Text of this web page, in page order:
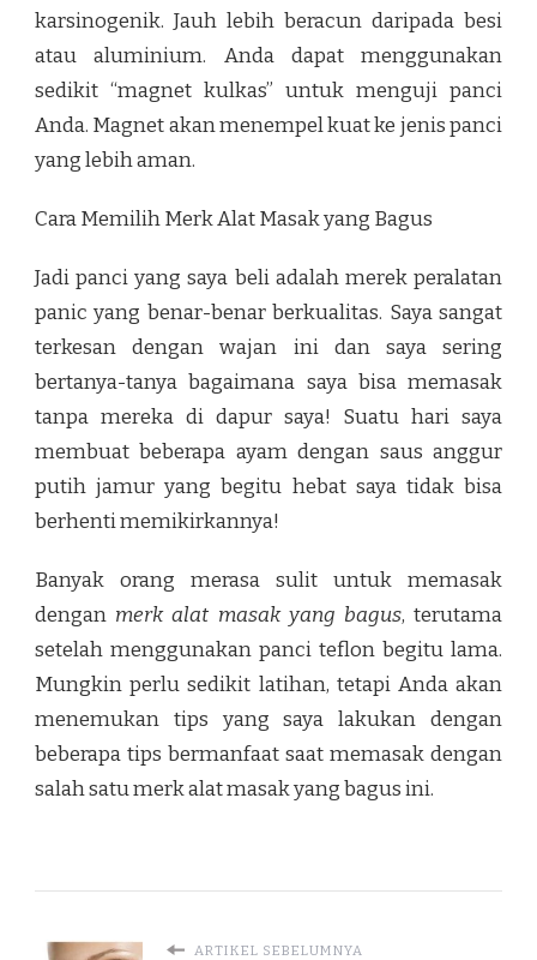
karsinogenik. Jauh lebih beracun daripada besi
atau aluminium. Anda dapat menggunakan
sedikit “magnet kulkas” untuk menguji panci
Anda. Magnet akan menempel kuat ke jenis panci
yang lebih aman.
Cara Memilih Merk Alat Masak yang Bagus
Jadi panci yang saya beli adalah merek peralatan
panic yang benar-benar berkualitas. Saya sangat
terkesan dengan wajan ini dan saya sering
bertanya-tanya bagaimana saya bisa memasak
tanpa mereka di dapur saya! Suatu hari saya
membuat beberapa ayam dengan saus anggur
putih jamur yang begitu hebat saya tidak bisa
berhenti memikirkannya!
Banyak orang merasa sulit untuk memasak
dengan merk alat masak yang bagus, terutama
setelah menggunakan panci teflon begitu lama.
Mungkin perlu sedikit latihan, tetapi Anda akan
menemukan tips yang saya lakukan dengan
beberapa tips bermanfaat saat memasak dengan
salah satu merk alat masak yang bagus ini.
ARTIKEL SEBELUMNYA